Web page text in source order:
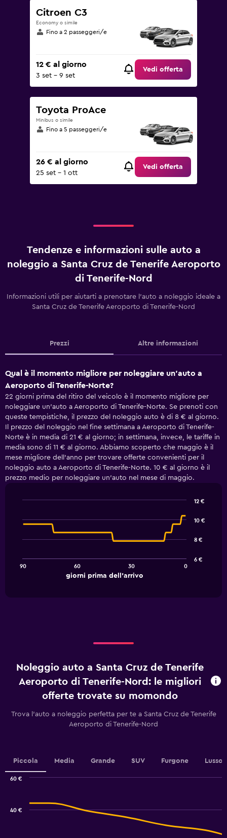
Citroen C3
Economy o simile
Fino a 2 passeggeri/e
12 € al giorno
3 set - 9 set
Vedi offerta
Toyota ProAce
Minibus o simile
Fino a 5 passeggeri/e
26 € al giorno
25 set - 1 ott
Vedi offerta
Tendenze e informazioni sulle auto a
noleggio a Santa Cruz de Tenerife Aeroporto
di Tenerife-Nord
Informazioni utili per aiutarti a prenotare l'auto a noleggio ideale a
Santa Cruz de Tenerife Aeroporto di Tenerife-Nord
Prezzi Altre informazioni
Qual è il momento migliore per noleggiare un'auto a
Aeroporto di Tenerife-Norte?
22 giorni prima del ritiro del veicolo è il momento migliore per
noleggiare un'auto a Aeroporto di Tenerife-Norte. Se prenoti con
queste tempistiche, il prezzo del noleggio auto è di 8 € al giorno.
Il prezzo del noleggio nel fine settimana a Aeroporto di Tenerife-
Norte è in media di 21 € al giorno; in settimana, invece, le tariffe in
media sono di 11 € al giorno. Abbiamo scoperto che maggio è il
mese migliore dell'anno per trovare offerte convenienti per il
noleggio auto a Aeroporto di Tenerife-Norte. 10 € al giorno è il
prezzo medio per noleggiare un'auto nel mese di maggio.
chart
with
The
Range:
91
categories.
has
values.
Range:
6
giorni prima dell'arrivo
90 60 30 0
6 €
8 €
10 €
12 €
Noleggio auto a Santa Cruz de Tenerife
Aeroporto di Tenerife-Nord: le migliori
offerte trovate su momondo
Trova l'auto a noleggio perfetta per te a Santa Cruz de Tenerife
Aeroporto di Tenerife-Nord
Piccola Media Grande SUV Furgone Lusso
40 €
60 €